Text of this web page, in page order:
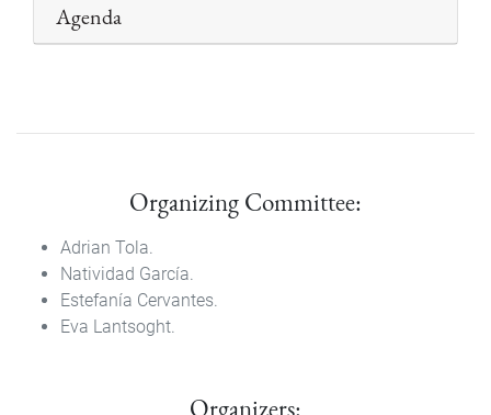
Agenda
Organizing Committee:
Adrian Tola.
Natividad García.
Estefanía Cervantes.
Eva Lantsoght.
Organizers: